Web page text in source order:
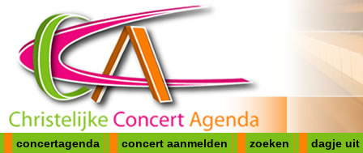
concertagenda concert aanmelden zoeken dagje uit